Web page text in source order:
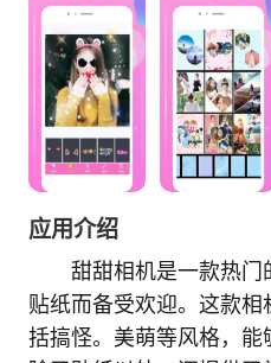
应用介绍
甜甜相机是一款热门
贴纸而备受欢迎。这款
括搞怪。美萌等风格，能